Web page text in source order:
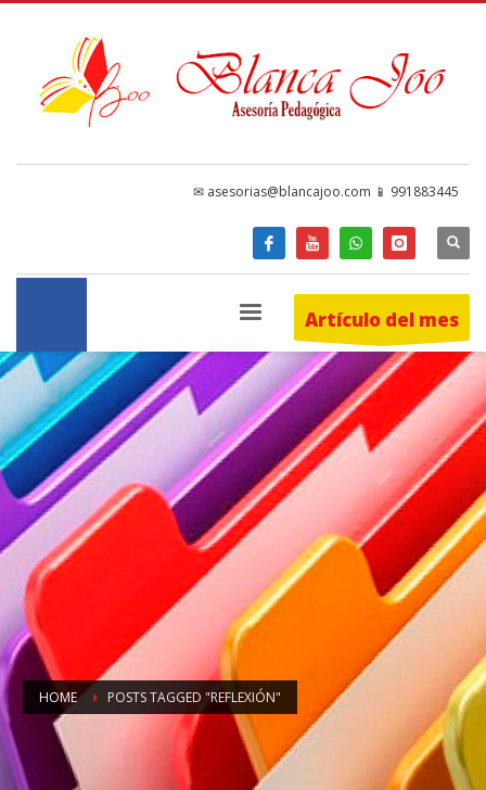
✉ asesorias@blancajoo.com 📱 991883445
Artículo del mes
HOME POSTS TAGGED "REFLEXIÓN"